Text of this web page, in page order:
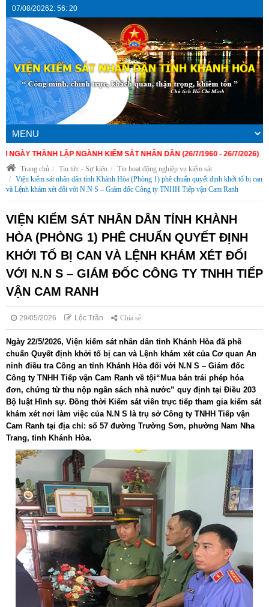
07/08/20262: 56: 20
THÀNH LẬP NGÀNH KIỂM SÁT NHÂN DÂN (26/7/1960 - 26/7/2026)
Trang chủ
Tin tức - Sự kiện
Tin hoạt động nghiệp vụ kiểm sát
Viện kiểm sát nhân dân tỉnh Khành Hòa (Phòng 1) phê chuẩn quyết định khởi tố bị can
và Lệnh khám xét đối với N.N S – Giám đốc Công ty TNHH Tiếp vận Cam Ranh
VIỆN KIỂM SÁT NHÂN DÂN TỈNH KHÀNH
HÒA (PHÒNG 1) PHÊ CHUẨN QUYẾT ĐỊNH
KHỞI TỐ BỊ CAN VÀ LỆNH KHÁM XÉT ĐỐI
VỚI N.N S – GIÁM ĐỐC CÔNG TY TNHH TIẾP
VẬN CAM RANH
29/05/2026 Lộc Trần Chia sẻ
Ngày 22/5/2026, Viện kiểm sát nhân dân tỉnh Khánh Hòa đã phê
chuẩn Quyết định khởi tố bị can và Lệnh khám xét của Cơ quan An
ninh điều tra Công an tỉnh Khánh Hòa đối với N.N S – Giám đốc
Công ty TNHH Tiếp vận Cam Ranh về tội“Mua bán trái phép hóa
đơn, chứng từ thu nộp ngân sách nhà nước” quy định tại Điều 203
Bộ luật Hình sự. Đồng thời Kiểm sát viên trực tiếp tham gia kiểm sát
khám xét nơi làm việc của N.N S là trụ sở Công ty TNHH Tiếp vận
Cam Ranh tại địa chỉ: số 57 đường Trường Sơn, phường Nam Nha
Trang, tỉnh Khánh Hòa.